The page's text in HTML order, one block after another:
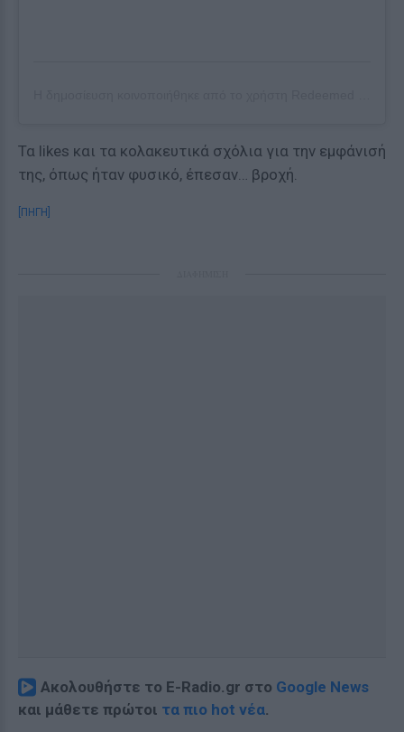
Τα likes και τα κολακευτικά σχόλια για την εμφάνισή
της, όπως ήταν φυσικό, έπεσαν… βροχή.
[ΠΗΓΗ]
Ακολουθήστε το E-Radio.gr στο Google News
και μάθετε πρώτοι τα πιο hot νέα.